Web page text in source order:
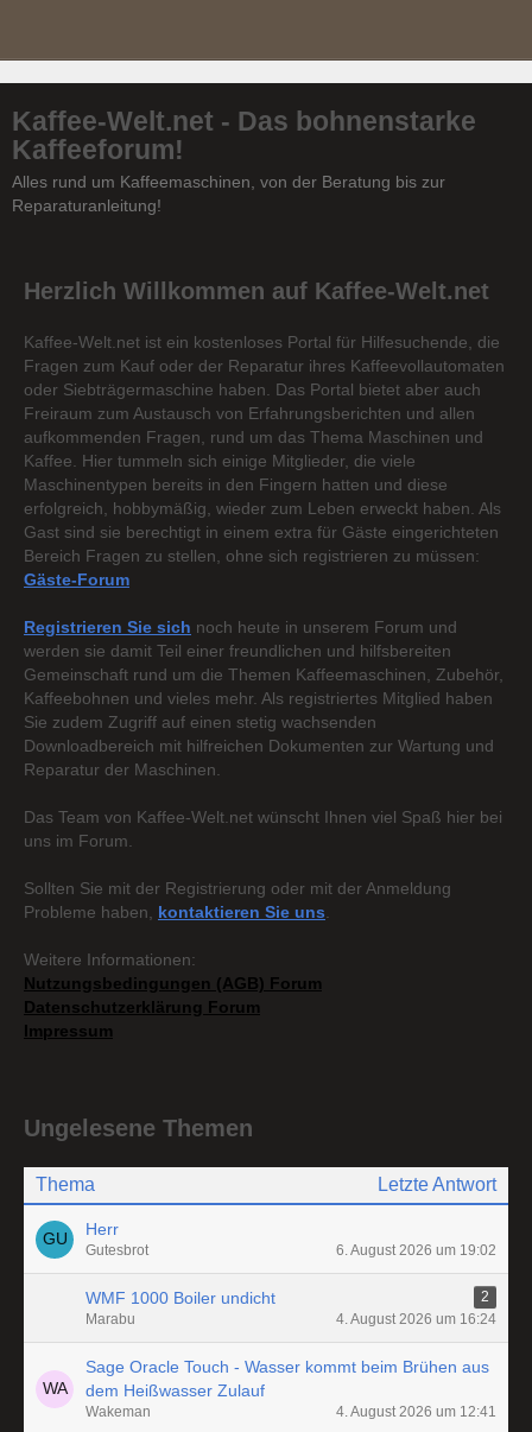
Kaffee-Welt.net - Das bohnenstarke
Kaffeeforum!
Alles rund um Kaffeemaschinen, von der Beratung bis zur
Reparaturanleitung!
Herzlich Willkommen auf Kaffee-Welt.net
Kaffee-Welt.net ist ein kostenloses Portal für Hilfesuchende, die
Fragen zum Kauf oder der Reparatur ihres Kaffeevollautomaten
oder Siebträgermaschine haben. Das Portal bietet aber auch
Freiraum zum Austausch von Erfahrungsberichten und allen
aufkommenden Fragen, rund um das Thema Maschinen und
Kaffee. Hier tummeln sich einige Mitglieder, die viele
Maschinentypen bereits in den Fingern hatten und diese
erfolgreich, hobbymäßig, wieder zum Leben erweckt haben. Als
Gast sind sie berechtigt in einem extra für Gäste eingerichteten
Bereich Fragen zu stellen, ohne sich registrieren zu müssen:
Gäste-Forum
Registrieren Sie sich noch heute in unserem Forum und
werden sie damit Teil einer freundlichen und hilfsbereiten
Gemeinschaft rund um die Themen Kaffeemaschinen, Zubehör,
Kaffeebohnen und vieles mehr. Als registriertes Mitglied haben
Sie zudem Zugriff auf einen stetig wachsenden
Downloadbereich mit hilfreichen Dokumenten zur Wartung und
Reparatur der Maschinen.
Das Team von Kaffee-Welt.net wünscht Ihnen viel Spaß hier bei
uns im Forum.
Sollten Sie mit der Registrierung oder mit der Anmeldung
Probleme haben, kontaktieren Sie uns
Weitere Informationen:
Nutzungsbedingungen (AGB) Forum
Datenschutzerklärung Forum
Impressum
Ungelesene Themen
Thema Letzte Antwort
Herr
Gutesbrot 6. August 2026 um 19:02
WMF 1000 Boiler undicht
2
Marabu
4. August 2026 um 16:24
Sage Oracle Touch - Wasser kommt beim Brühen aus
dem Heißwasser Zulauf
Wakeman 4. August 2026 um 12:41